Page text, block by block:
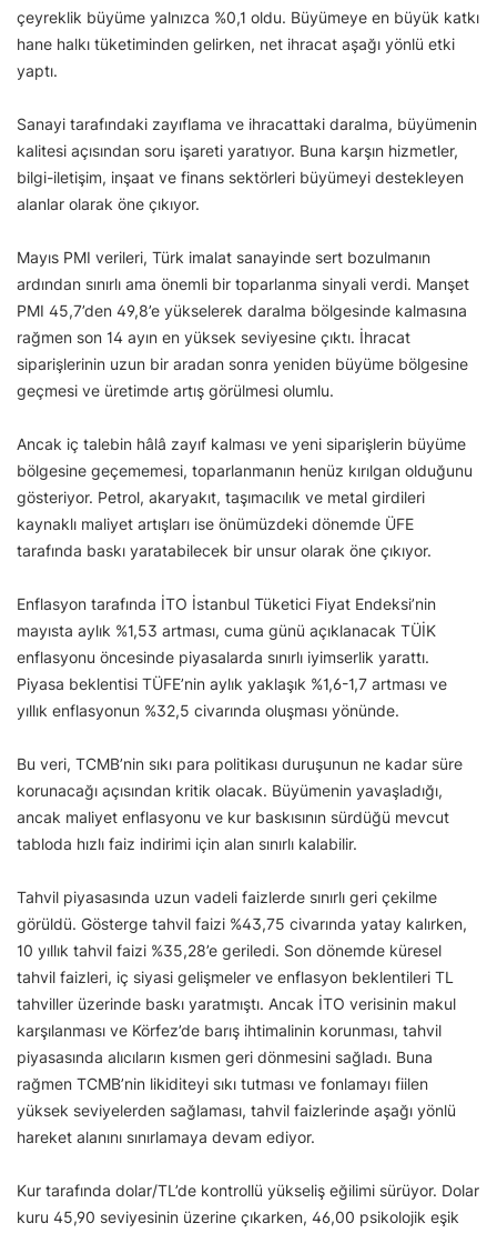
çeyreklik büyüme yalnızca %0,1 oldu. Büyümeye en büyük katkı
hane halkı tüketiminden gelirken, net ihracat aşağı yönlü etki
yaptı.
Sanayi tarafındaki zayıflama ve ihracattaki daralma, büyümenin
kalitesi açısından soru işareti yaratıyor. Buna karşın hizmetler,
bilgi-iletişim, inşaat ve finans sektörleri büyümeyi destekleyen
alanlar olarak öne çıkıyor.
Mayıs PMI verileri, Türk imalat sanayinde sert bozulmanın
ardından sınırlı ama önemli bir toparlanma sinyali verdi. Manşet
PMI 45,7’den 49,8’e yükselerek daralma bölgesinde kalmasına
rağmen son 14 ayın en yüksek seviyesine çıktı. İhracat
siparişlerinin uzun bir aradan sonra yeniden büyüme bölgesine
geçmesi ve üretimde artış görülmesi olumlu.
Ancak iç talebin hâlâ zayıf kalması ve yeni siparişlerin büyüme
bölgesine geçememesi, toparlanmanın henüz kırılgan olduğunu
gösteriyor. Petrol, akaryakıt, taşımacılık ve metal girdileri
kaynaklı maliyet artışları ise önümüzdeki dönemde ÜFE
tarafında baskı yaratabilecek bir unsur olarak öne çıkıyor.
Enflasyon tarafında İTO İstanbul Tüketici Fiyat Endeksi’nin
mayısta aylık %1,53 artması, cuma günü açıklanacak TÜİK
enflasyonu öncesinde piyasalarda sınırlı iyimserlik yarattı.
Piyasa beklentisi TÜFE’nin aylık yaklaşık %1,6-1,7 artması ve
yıllık enflasyonun %32,5 civarında oluşması yönünde.
Bu veri, TCMB’nin sıkı para politikası duruşunun ne kadar süre
korunacağı açısından kritik olacak. Büyümenin yavaşladığı,
ancak maliyet enflasyonu ve kur baskısının sürdüğü mevcut
tabloda hızlı faiz indirimi için alan sınırlı kalabilir.
Tahvil piyasasında uzun vadeli faizlerde sınırlı geri çekilme
görüldü. Gösterge tahvil faizi %43,75 civarında yatay kalırken,
10 yıllık tahvil faizi %35,28’e geriledi. Son dönemde küresel
tahvil faizleri, iç siyasi gelişmeler ve enflasyon beklentileri TL
tahviller üzerinde baskı yaratmıştı. Ancak İTO verisinin makul
karşılanması ve Körfez’de barış ihtimalinin korunması, tahvil
piyasasında alıcıların kısmen geri dönmesini sağladı. Buna
rağmen TCMB’nin likiditeyi sıkı tutması ve fonlamayı fiilen
yüksek seviyelerden sağlaması, tahvil faizlerinde aşağı yönlü
hareket alanını sınırlamaya devam ediyor.
Kur tarafında dolar/TL’de kontrollü yükseliş eğilimi sürüyor. Dolar
kuru 45,90 seviyesinin üzerine çıkarken, 46,00 psikolojik eşik